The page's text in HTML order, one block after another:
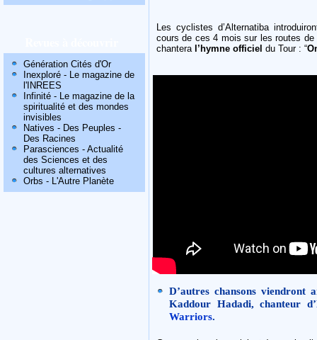
Génération Cités d'Or
Inexploré - Le magazine de
l'INREES
Infinité - Le magazine de la
spiritualité et des mondes
invisibles
Natives - Des Peuples -
Des Racines
Parasciences - Actualité
des Sciences et des
cultures alternatives
Orbs - L'Autre Planète
Les cyclistes d’Alternatiba
cours de ces 4 mois sur les routes
chantera l’hymne officiel du Tour : “
D’autres chansons viendront
Kaddour Hadadi, chanteur d’
Warriors.